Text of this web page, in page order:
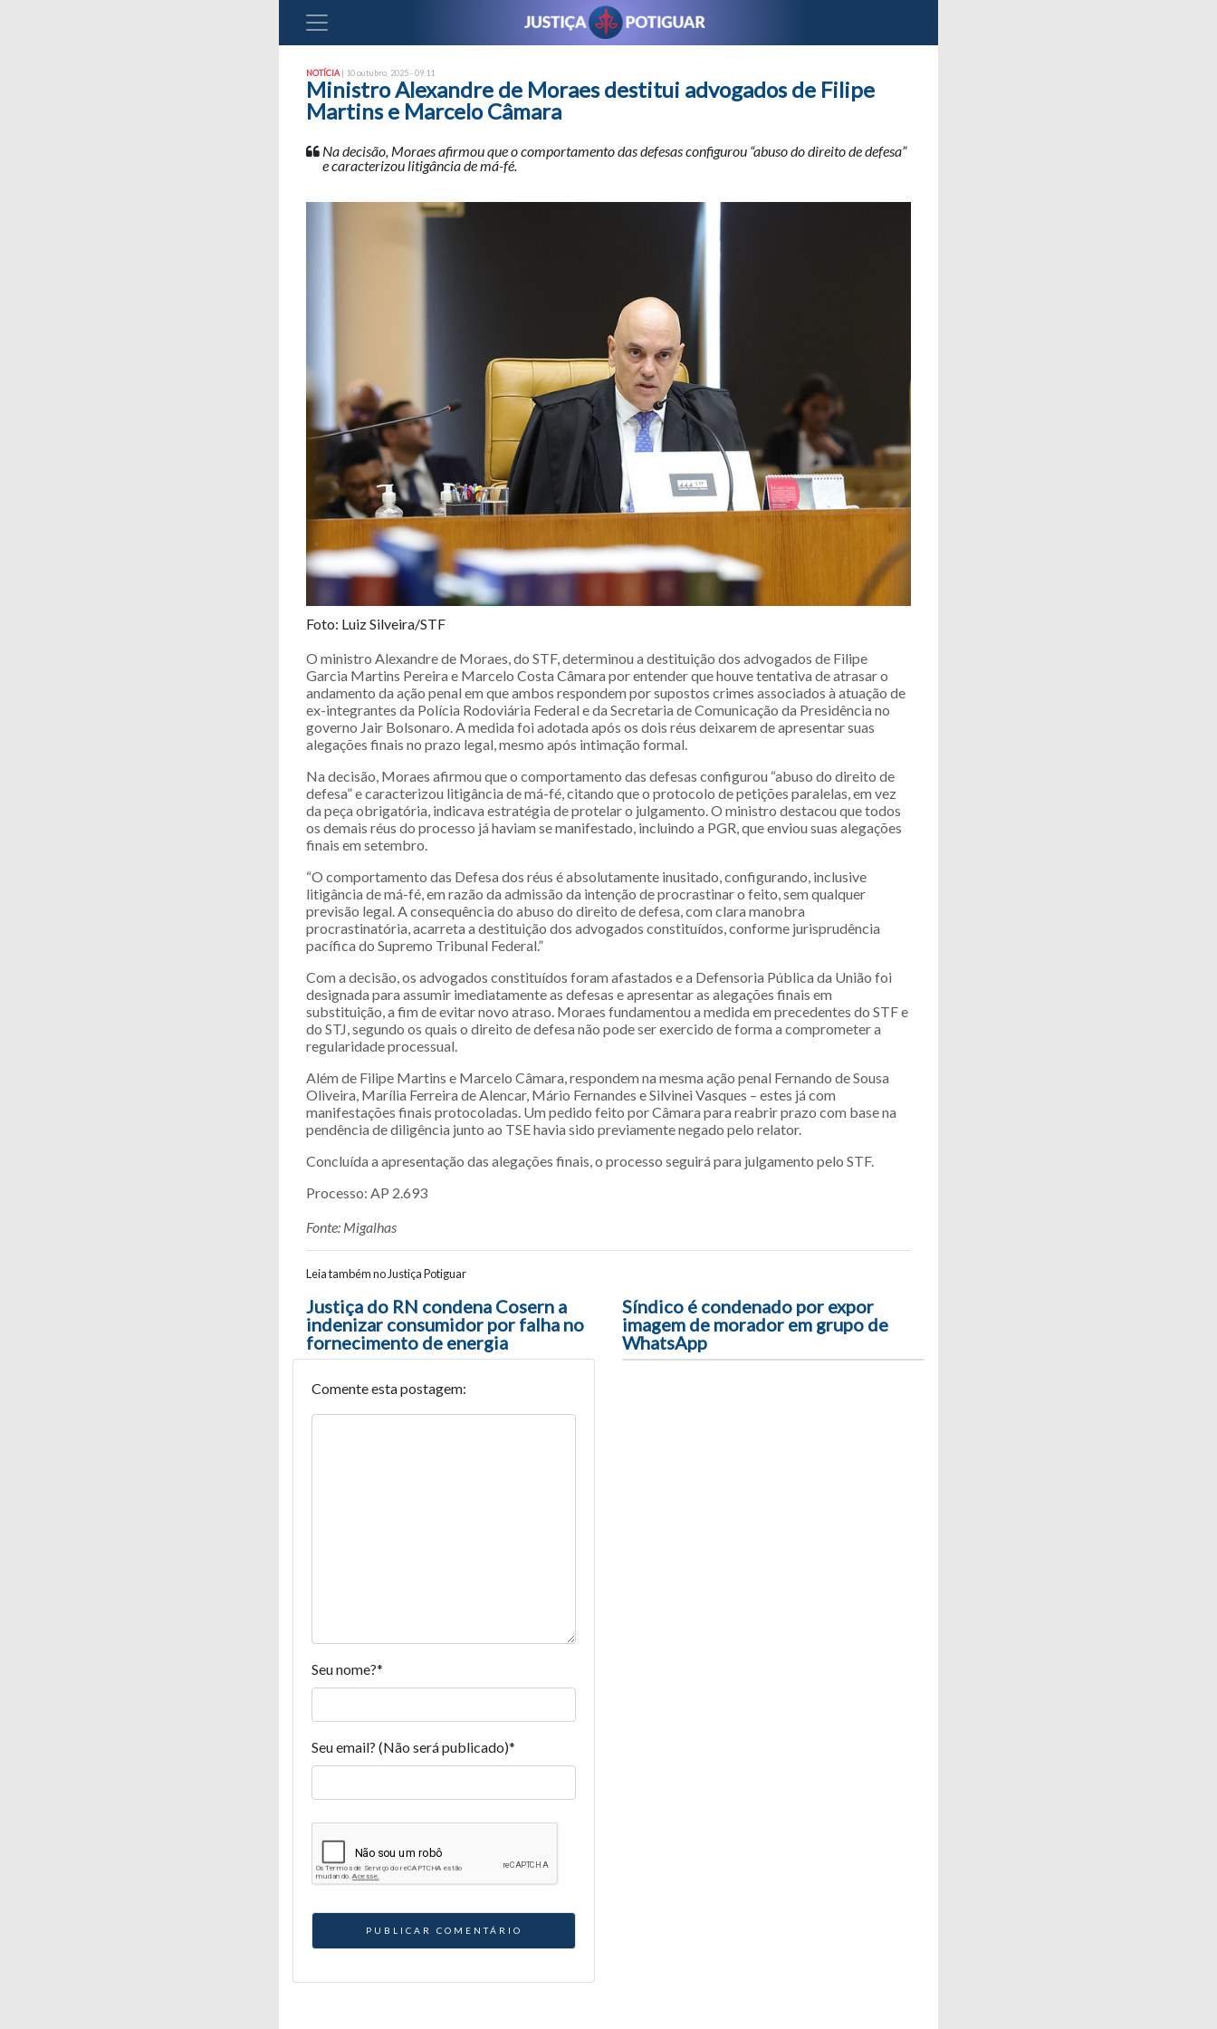
NOTÍCIA | 10 outubro, 2025 - 09:11
Ministro Alexandre de Moraes destitui advogados de Filipe
Martins e Marcelo Câmara
Na decisão, Moraes afirmou que o comportamento das defesas configurou “abuso do direito de defesa”
e caracterizou litigância de má-fé.
Foto: Luiz Silveira/STF
O ministro Alexandre de Moraes, do STF, determinou a destituição dos advogados de Filipe
Garcia Martins Pereira e Marcelo Costa Câmara por entender que houve tentativa de atrasar o
andamento da ação penal em que ambos respondem por supostos crimes associados à atuação de
ex-integrantes da Polícia Rodoviária Federal e da Secretaria de Comunicação da Presidência no
governo Jair Bolsonaro. A medida foi adotada após os dois réus deixarem de apresentar suas
alegações finais no prazo legal, mesmo após intimação formal.
Na decisão, Moraes afirmou que o comportamento das defesas configurou “abuso do direito de
defesa” e caracterizou litigância de má-fé, citando que o protocolo de petições paralelas, em vez
da peça obrigatória, indicava estratégia de protelar o julgamento. O ministro destacou que todos
os demais réus do processo já haviam se manifestado, incluindo a PGR, que enviou suas alegações
finais em setembro.
“O comportamento das Defesa dos réus é absolutamente inusitado, configurando, inclusive
litigância de má-fé, em razão da admissão da intenção de procrastinar o feito, sem qualquer
previsão legal. A consequência do abuso do direito de defesa, com clara manobra
procrastinatória, acarreta a destituição dos advogados constituídos, conforme jurisprudência
pacífica do Supremo Tribunal Federal.”
Com a decisão, os advogados constituídos foram afastados e a Defensoria Pública da União foi
designada para assumir imediatamente as defesas e apresentar as alegações finais em
substituição, a fim de evitar novo atraso. Moraes fundamentou a medida em precedentes do STF e
do STJ, segundo os quais o direito de defesa não pode ser exercido de forma a comprometer a
regularidade processual.
Além de Filipe Martins e Marcelo Câmara, respondem na mesma ação penal Fernando de Sousa
Oliveira, Marília Ferreira de Alencar, Mário Fernandes e Silvinei Vasques – estes já com
manifestações finais protocoladas. Um pedido feito por Câmara para reabrir prazo com base na
pendência de diligência junto ao TSE havia sido previamente negado pelo relator.
Concluída a apresentação das alegações finais, o processo seguirá para julgamento pelo STF.
Processo: AP 2.693
Fonte: Migalhas
Leia também no Justiça Potiguar
Navegação entre posts
Justiça do RN condena Cosern a
indenizar consumidor por falha no
fornecimento de energia
Síndico é condenado por expor
imagem de morador em grupo de
WhatsApp
Comente esta postagem:
Seu nome?*
Seu email? (Não será publicado)*